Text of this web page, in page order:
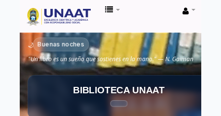
Biblioteca
Unaat
🌙 Buenas noches
"Un libro es un sueño que sostienes en la mano." — N. Gaiman
BIBLIOTECA UNAAT